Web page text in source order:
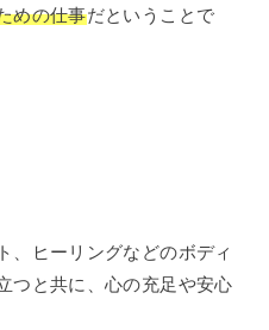
めの仕事だということで
、ヒーリングなどのボディ
つと共に、心の充足や安心